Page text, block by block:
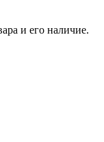
и его наличие.